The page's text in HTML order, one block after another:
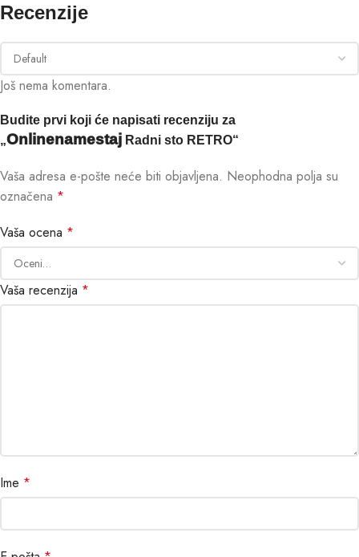
Recenzije
Još nema komentara.
Budite prvi koji će napisati recenziju za
„Onlinenamestaj Radni sto RETRO“
Vaša adresa e-pošte neće biti objavljena. Neophodna polja su
označena *
Vaša ocena *
Vaša recenzija *
Ime *